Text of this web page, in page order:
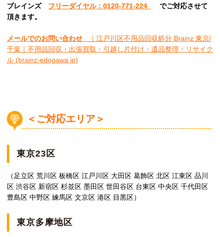
ブレインズ フリーダイヤル：0120-771-224
でご対応させて
頂きます。
メールでのお問い合わせ
｜江戸川区不用品回収処分 Brainz 東京/
千葉｜不用品回収・出張買取・引越し片付け・遺品整理・リサイク
ル (brainz-edogawa.jp)
＜ご対応エリア＞
東京23区
（足立区 荒川区 板橋区 江戸川区 大田区 葛飾区 北区 江東区 品川
区 渋谷区 新宿区 杉並区 墨田区 世田谷区 台東区 中央区 千代田区
豊島区 中野区 練馬区 文京区 港区 目黒区）
東京多摩地区